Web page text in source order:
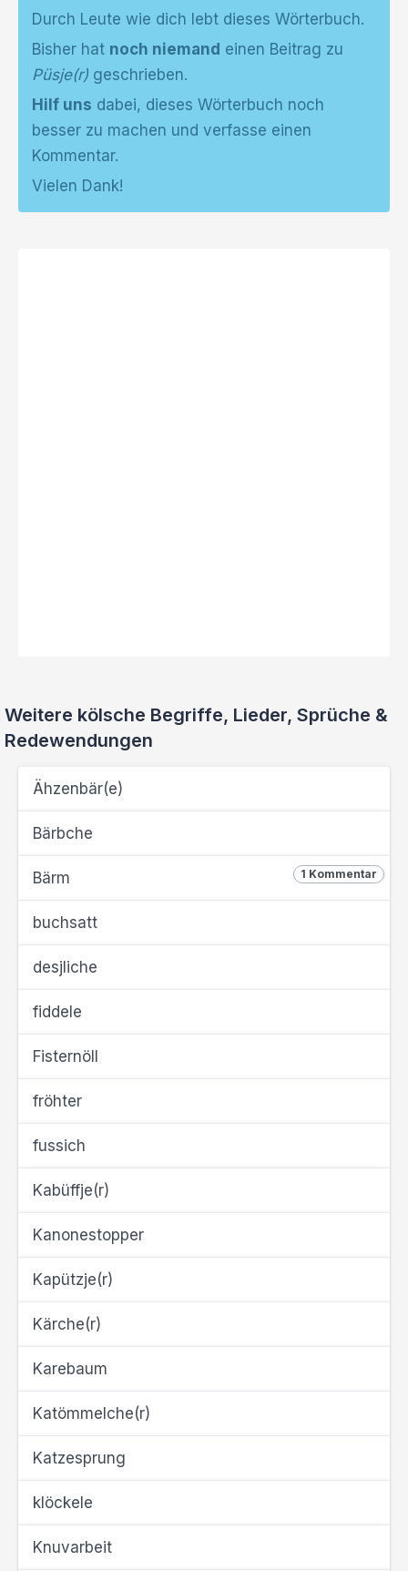
Durch Leute wie dich lebt dieses Wörterbuch.
Bisher hat noch niemand einen Beitrag zu
Püsje(r) geschrieben.
Hilf uns dabei, dieses Wörterbuch noch
besser zu machen und verfasse einen
Kommentar.
Vielen Dank!
Weitere kölsche Begriffe, Lieder, Sprüche &
Redewendungen
Ähzenbär(e)
Bärbche
1 Kommentar
Bärm
buchsatt
desjliche
fiddele
Fisternöll
fröhter
fussich
Kabüffje(r)
Kanonestopper
Kapützje(r)
Kärche(r)
Karebaum
Katömmelche(r)
Katzesprung
klöckele
Knuvarbeit